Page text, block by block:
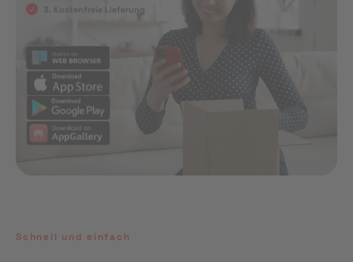
3. Kostenfreie Lieferung
Schnell und einfach